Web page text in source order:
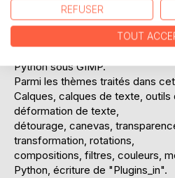
dans un cadre amateur.
Mais ses capacités dépassent
On donne un aperçu du langage
Ceci permet d'aborder la
Python sous GIMP.
Parmi les thèmes traités dans
Calques, calques de texte,
déformation de texte,
détourage, canevas,
transformation, rotations,
compositions, filtres, couleurs,
Python, écriture de "Plugins_in".
REFUSER
TOUT